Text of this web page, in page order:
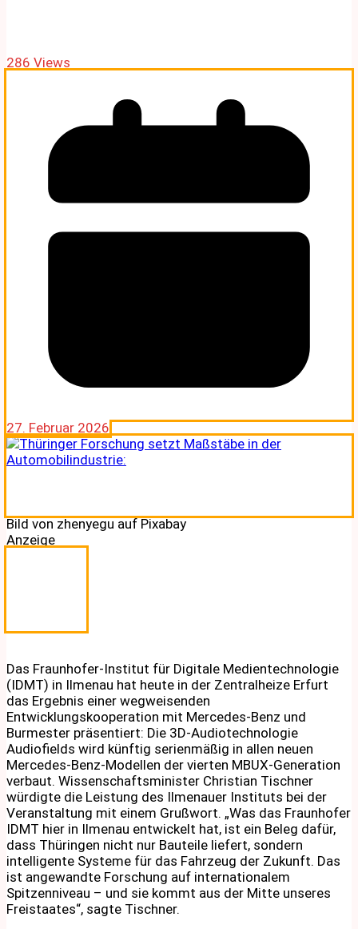
286 Views
27. Februar 2026
Bild von zhenyegu auf Pixabay
Anzeige
Das Fraunhofer-Institut für Digitale Medientechnologie
(IDMT) in Ilmenau hat heute in der Zentralheize Erfurt
das Ergebnis einer wegweisenden
Entwicklungskooperation mit Mercedes-Benz und
Burmester präsentiert: Die 3D-Audiotechnologie
Audiofields wird künftig serienmäßig in allen neuen
Mercedes-Benz-Modellen der vierten MBUX-Generation
verbaut. Wissenschaftsminister Christian Tischner
würdigte die Leistung des Ilmenauer Instituts bei der
Veranstaltung mit einem Grußwort. „Was das Fraunhofer
IDMT hier in Ilmenau entwickelt hat, ist ein Beleg dafür,
dass Thüringen nicht nur Bauteile liefert, sondern
intelligente Systeme für das Fahrzeug der Zukunft. Das
ist angewandte Forschung auf internationalem
Spitzenniveau – und sie kommt aus der Mitte unseres
Freistaates“, sagte Tischner.